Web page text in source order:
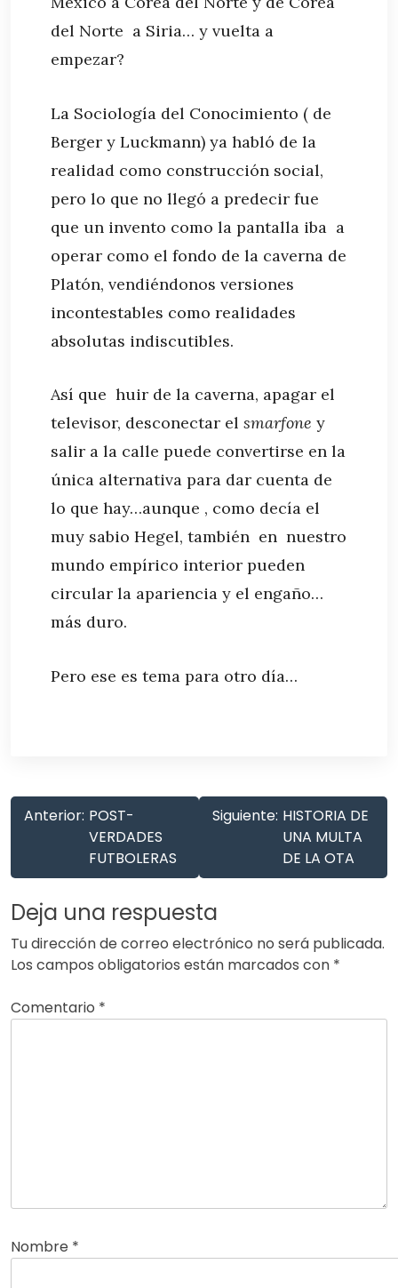
del Norte a Siria… y vuelta a
empezar?
La Sociología del Conocimiento ( de
Berger y Luckmann) ya habló de la
realidad como construcción social,
pero lo que no llegó a predecir fue
que un invento como la pantalla iba a
operar como el fondo de la caverna de
Platón, vendiéndonos versiones
incontestables como realidades
absolutas indiscutibles.
Así que huir de la caverna, apagar el
televisor, desconectar el smarfone y
salir a la calle puede convertirse en la
única alternativa para dar cuenta de
lo que hay…aunque , como decía el
muy sabio Hegel, también en nuestro
mundo empírico interior pueden
circular la apariencia y el engaño…
más duro.
Pero ese es tema para otro día…
Anterior: POST-
VERDADES
FUTBOLERAS
Siguiente: HISTORIA DE
UNA MULTA
DE LA OTA
Deja una respuesta
Tu dirección de correo electrónico no será publicada.
Los campos obligatorios están marcados con *
Comentario *
Nombre *